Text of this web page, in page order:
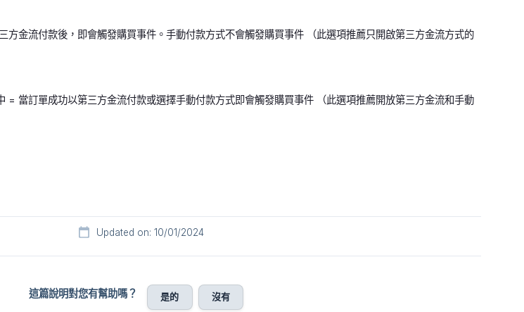
方金流付款後，即會觸發購買事件。手動付款方式不會觸發購買事件 （此選項推薦只開啟第三方金流方式的
= 當訂單成功以第三方金流付款或選擇手動付款方式即會觸發購買事件 （此選項推薦開放第三方金流和手動
Updated on: 10/01/2024
這篇說明對您有幫助嗎？ 是的 沒有